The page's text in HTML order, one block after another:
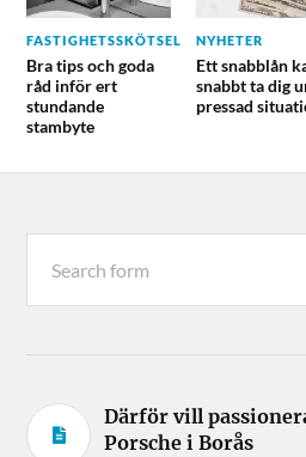
FASTIGHETSSKÖTSEL
Bra tips och goda
råd inför ert
stundande
stambyte
NYHETER
Ett snabblån
snabbt ta dig
pressad
Därför vill
Porsche i Borås